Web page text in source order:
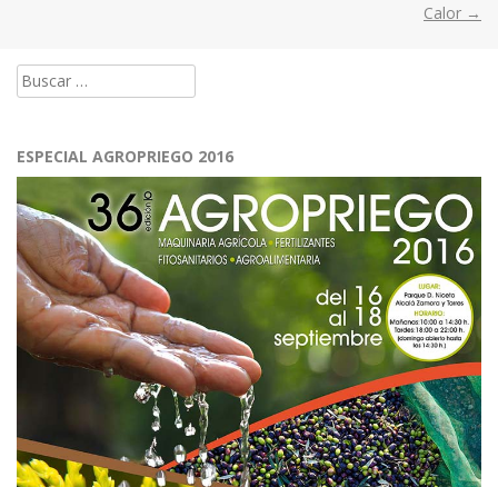
Calor →
Buscar:
ESPECIAL AGROPRIEGO 2016